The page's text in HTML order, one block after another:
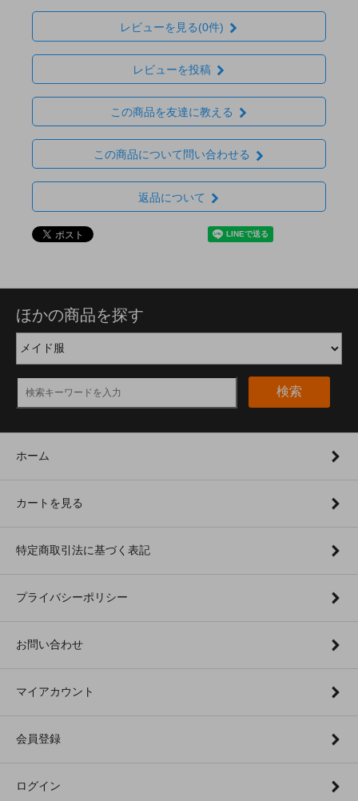
レビューを見る(0件)
レビューを投稿
この商品を友達に教える
この商品について問い合わせる
返品について
ほかの商品を探す
検索
ホーム
カートを見る
特定商取引法に基づく表記
プライバシーポリシー
お問い合わせ
マイアカウント
会員登録
ログイン